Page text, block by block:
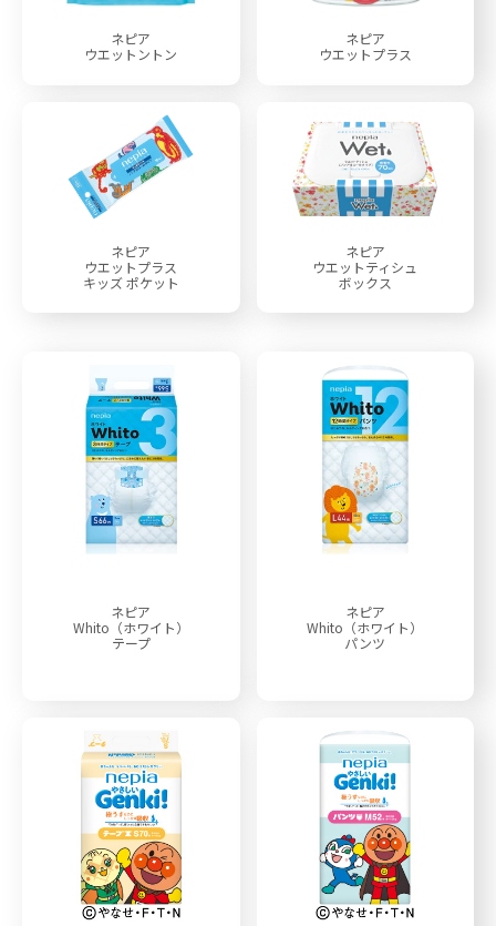
ネピア
ウエットントン
ネピア
ウエットプラス
ネピア
ウエットプラス
キッズ ポケット
ネピア
ウエットティシュ
ボックス
ネピア
Whito（ホワイト）
テープ
ネピア
Whito（ホワイト）
パンツ